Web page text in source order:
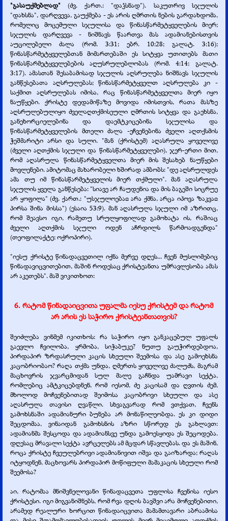
"გასაუქმებლად"
(ძვ. ქართ.: "დაჴსნად"). საკუთრივ სჯულის
"დახსნა", დარღვევა, გაუქმება - ეს არის ღმრთის ნების გარდახდომა,
რომელიც მოცემული სჯულისა და წინასწარმეტყველების მიერ;
სჯულის დარღვევა -
ნიშნავს წაართვა მას ადამიანებისთვის
აუცილებელი ძალა (რომ. 3:31; ებრ. 10:28; გალატ. 3:16);
წინასწარმეტყველებთან მიმართებაში ეს სიტყვა უთითებს მათი
წინასწარმეტყველებების აღუსრულებლობას (რომ. 4:14; გალატ.
3:17). ამასთან შესაბამისად სჯულის აღსრულება ნიშნავს სჯულის
განწესებათა აღსრულებას; წინასწარმეტყველთ აღსრულება კი -
საქმით აღსრულებას იმისა, რაც წინასწარმეტყველთა მიერ იყო
ნაუწყები. ქრისტე დედამიწაზე მოვიდა იმისთვის, რათა მასზე
აღსრულებულიყო ძველაღთქმისეული ღმრთის სიტყვა და გაეხსნა,
განეხორციელებინა და დაემტკიცებინა სჯულისა და
წინასწარმეტყველების მთელი ძალა -ეჩვენებინა ძველი აღთქსმის
ჭეშმარიტი არსი და სული. "მან (ქრისტემ) აღასრულა ყოველივე
(ძველი აღთქმის სჯული და წინასწარმეტყველები), ჯერ-ერთი მით,
რომ აღასრულა წინასწარმეტყველთა მიერ მის შესახებ ნაუწყები
მოვლენები. ამიტომაც მახარობელი ხშირად ამბობს: "დე აღსრულდეს
ამა თუ იმ წინასწარმეტყველის მიერ თქმული". მან აღასრულა
სჯულის ყველა განწესება: "სიავე არ ჩაუდენია და მის ბაგეში სიცრუე
არ ყოფილა" (ძვ. ქართ.: "უსჯულოებაჲ არა ქმნა, არცა იპოვა ზაკვაჲ
პირსა შინა მისსა") (ესაია 53:9). მან აღასრულა სჯული იმ აზრითც,
რომ შეავსო იგი, რამეთუ სრულყოფილად გამოხატა ის, რაშიაც
ძველი აღთქმის სჯული ოდენ აჩრდილს წარმოადგენდა"
(თეოფილაქტე; ოქროპირი).
"იესუ ქრისტე წინადაცვეთილ იქნა მერვე დღეს... ჩვენ მუსლიმებიც
წინადავიცვითებით, მაშინ როდესაც ქრისტეანთა უმრავლესობა ამას
არ აკეთებს". მაშ ვიკითხოთ:
6. რატომ წინადაიცვითა უფალმა იესუ ქრისტემ და რატომ
არ არის ეს საჭირო ქრისტეანთათვის?
შეიძლება ვინმემ იკითხოს: რა საჭირო იყო განკაცებულ უფალს
გაევლო ჩვილობა, ყრმობა, სიჭაბუკე? ნუთუ გაუჭირდებდოა,
პირდაპირ ზრდასრული კაცის სხეული შეემოსა და ასე გამოეხსნა
კაცობრიობაო? რაღა თქმა უნდა, ღმერთს ყოველივე ძალუძს, მაგრამ
მაცხოვრის ჯვარცმიდან სულ მალე გაჩნდა უამრავი სექტა,
რომლებიც ამტკიცებდნენ, რომ იესომ, ძე კაცისამ და ღვთის ძემ,
მხოლოდ მოჩვენებითად შეიმოსა კაცობრივი სხეული და ასე
აღასრულა თავისი ღვაწლი. სხვაგვარად რომ ვთქვათ, ჩვენს
გამოხსნაში ადამიანური ბუნება არ მონაწილეობდა. ეს კი დიდი
შეცდომაა, ვინაიდან გამოხსნის აზრი სწორედ ეს გახლავთ:
ადამიანმა შესცოდა და ადამიანსვე უნდა გამოესყიდა ეს შეცოდება.
დღესაც მრავალი სექტა ავრცელებს ამ მცდარ სწავლებას. და ეს მაშინ,
როცა ქრისტე ჩვეულებრივი ადამიანივით იშვა და გაიზარდა; რაღას
იტყოდნენ, მაცხოვარს პირდაპირ მოწიფული მამაკაცის სხეული რომ
შეემოსა?
აი, რატომაა მნიშვნელოვანი წინადაცვეთა უფლისა ჩვენისა იესო
ქრისტესი. იგი მიგვანიშნებს, რომ რვა დღის ბავშვი არა მოჩვენებითი,
არამედ რეალური ხორცით წინადაიცვითა მამამთავარი აბრაამისა